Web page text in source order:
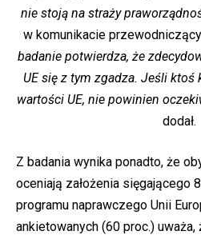
nie stoją na straży
w komunikacie przewodniczący
badanie potwierdza, że
UE się z tym zgadza. Jeśli
wartości UE, nie powinien
dodał.
Z badania wynika ponadto, że
oceniają założenia sięgającego
programu naprawczego Unii
ankietowanych (60 proc.) uważa,